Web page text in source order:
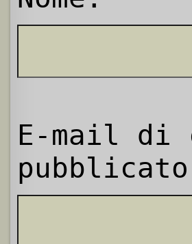
E-mail di